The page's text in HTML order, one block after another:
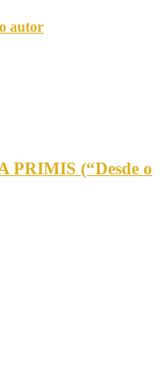
autor
PRIMIS (“Desde o